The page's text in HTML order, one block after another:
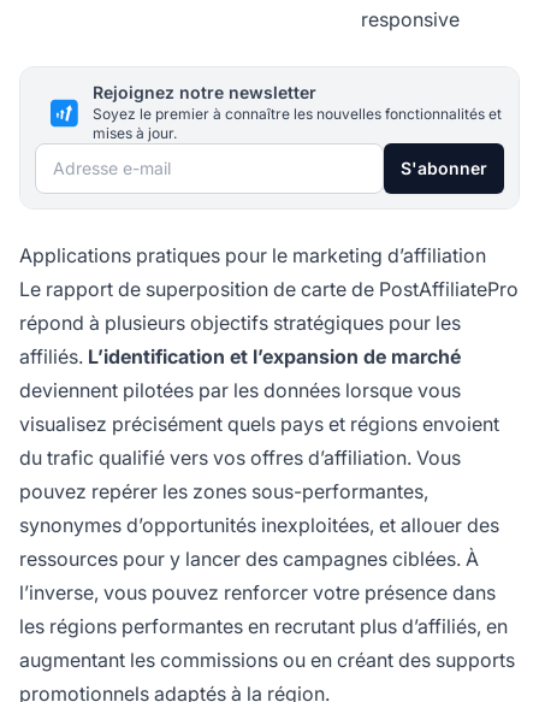
responsive
Rejoignez notre newsletter
Soyez le premier à connaître les nouvelles fonctionnalités et
mises à jour.
Adresse e-mail S'abonner
Applications pratiques pour le marketing d’affiliation
Le rapport de superposition de carte de PostAffiliatePro
répond à plusieurs objectifs stratégiques pour les
affiliés. L’identification et l’expansion de marché
deviennent pilotées par les données lorsque vous
visualisez précisément quels pays et régions envoient
du trafic qualifié vers vos offres d’affiliation. Vous
pouvez repérer les zones sous-performantes,
synonymes d’opportunités inexploitées, et allouer des
ressources pour y lancer des campagnes ciblées. À
l’inverse, vous pouvez renforcer votre présence dans
les régions performantes en recrutant plus d’affiliés, en
augmentant les commissions ou en créant des supports
promotionnels adaptés à la région.